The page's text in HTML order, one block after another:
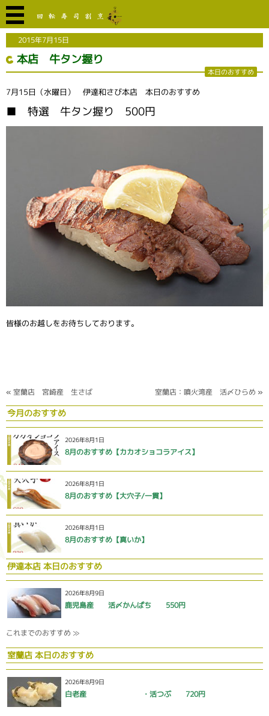
2015年7月15日
本店 牛タン握り
本日のおすすめ
7月15日（水曜日） 伊達和さび本店 本日のおすすめ
■ 特選 牛タン握り 500円
皆様のお越しをお待ちしております。
« 室蘭店 宮崎産 生さば 室蘭店：噴火湾産 活〆ひらめ »
今月のおすすめ
2026年8月1日
8月のおすすめ【カカオショコラアイス】
2026年8月1日
8月のおすすめ【大穴子/一貫】
2026年8月1日
8月のおすすめ【真いか】
伊達本店 本日のおすすめ
2026年8月9日
鹿児島産 活〆かんぱち 550円
これまでのおすすめ ≫
室蘭店 本日のおすすめ
2026年8月9日
白老産 ・活つぶ 720円